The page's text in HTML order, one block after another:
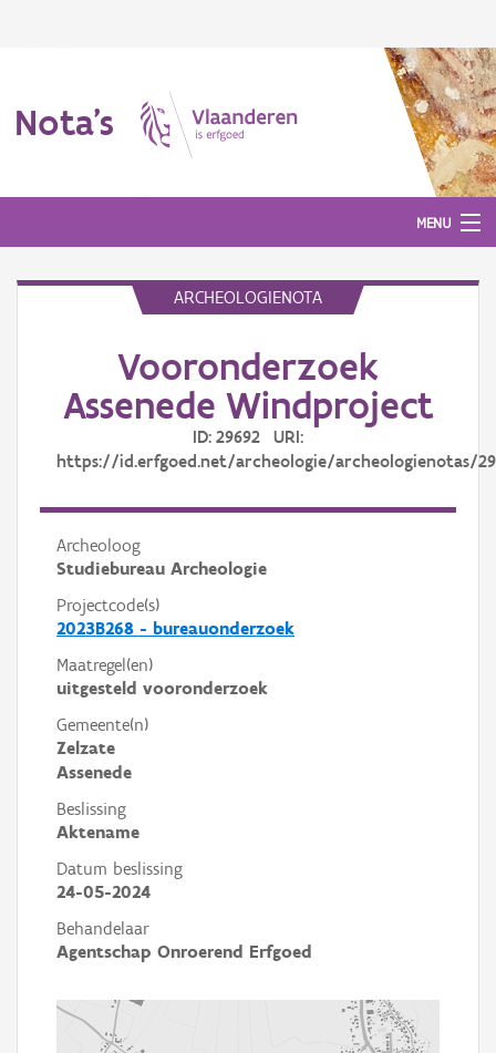
Nota's
MENU
ARCHEOLOGIENOTA
Vooronderzoek
Assenede Windproject
ID: 29692 URI:
https://id.erfgoed.net/archeologie/archeologienotas/
Archeoloog
Studiebureau Archeologie
Projectcode(s)
2023B268 - bureauonderzoek
Maatregel(en)
uitgesteld vooronderzoek
Gemeente(n)
Zelzate
Assenede
Beslissing
Aktename
Datum beslissing
24-05-2024
Behandelaar
Agentschap Onroerend Erfgoed